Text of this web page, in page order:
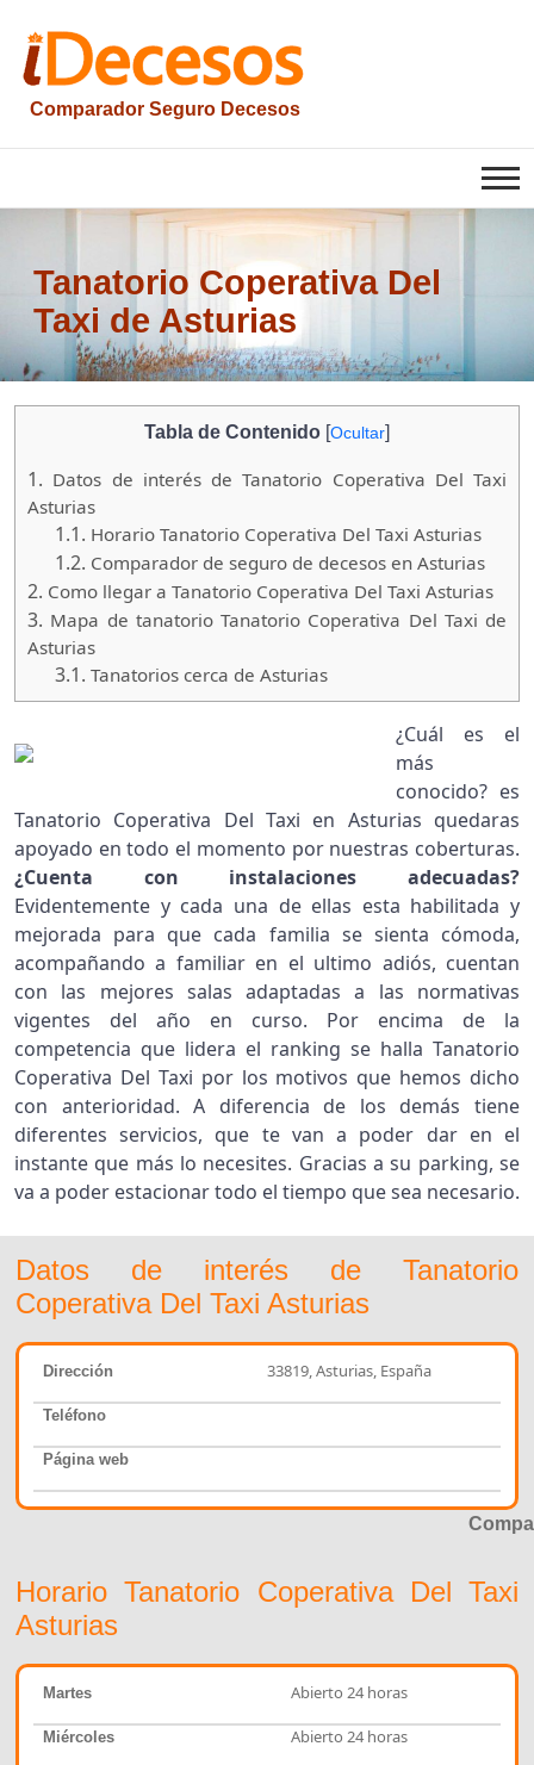
contenido
Comparador Seguro Decesos
iesquelas
Tanatorio Coperativa Del
Taxi de Asturias
Tabla de Contenido [Ocultar]
1. Datos de interés de Tanatorio Coperativa Del Taxi
Asturias
1.1. Horario Tanatorio Coperativa Del Taxi Asturias
1.2. Comparador de seguro de decesos en Asturias
2. Como llegar a Tanatorio Coperativa Del Taxi Asturias
3. Mapa de tanatorio Tanatorio Coperativa Del Taxi de
Asturias
3.1. Tanatorios cerca de Asturias
¿Cuál es el
más
conocido? es
Tanatorio Coperativa Del Taxi en Asturias quedaras
apoyado en todo el momento por nuestras coberturas.
¿Cuenta con instalaciones adecuadas?
Evidentemente y cada una de ellas esta habilitada y
mejorada para que cada familia se sienta cómoda,
acompañando a familiar en el ultimo adiós, cuentan
con las mejores salas adaptadas a las normativas
vigentes del año en curso. Por encima de la
competencia que lidera el ranking se halla Tanatorio
Coperativa Del Taxi por los motivos que hemos dicho
con anterioridad. A diferencia de los demás tiene
diferentes servicios, que te van a poder dar en el
instante que más lo necesites. Gracias a su parking, se
va a poder estacionar todo el tiempo que sea necesario.
Datos de interés de Tanatorio
Coperativa Del Taxi Asturias
Dirección 33819, Asturias, España
Teléfono
Página web
Horario Tanatorio Coperativa Del Taxi
Asturias
Martes Abierto 24 horas
Miércoles Abierto 24 horas